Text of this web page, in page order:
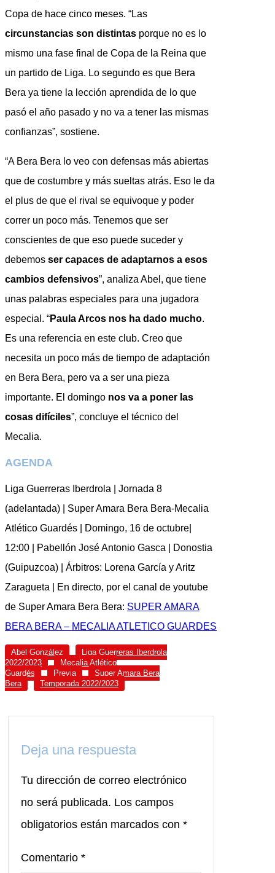
Copa de hace cinco meses. “Las
circunstancias son distintas porque no es lo
mismo una fase final de Copa de la Reina que
un partido de Liga. Lo segundo es que Bera
Bera ya tiene la lección aprendida de lo que
pasó el año pasado y no va a tener las mismas
confianzas”, sostiene.
“A Bera Bera lo veo con defensas más abiertas
que de costumbre y más sueltas atrás. Eso le da
el plus de que el rival se equivoque y poder
correr un poco más. Tenemos que ser
conscientes de que eso puede suceder y
debemos ser capaces de adaptarnos a esos
cambios defensivos”, analiza Abel, que tiene
unas palabras especiales para una jugadora
especial. “Paula Arcos nos ha dado mucho.
Es una referencia en este club. Creo que
necesita un poco más de tiempo de adaptación
en Bera Bera, pero va a ser una pieza
importante. El domingo nos va a poner las
cosas difíciles”, concluye el técnico del
Mecalia.
AGENDA
Liga Guerreras Iberdrola | Jornada 8
(adelantada) | Super Amara Bera Bera-Mecalia
Atlético Guardés | Domingo, 16 de octubre|
12:00 | Pabellón José Antonio Gasca | Donostia
(Guipuzcoa) | Árbitros: Lorena García y Aritz
Zaragueta | En directo, por el canal de youtube
de Super Amara Bera Bera: SUPER AMARA
BERA BERA – MECALIA ATLETICO GUARDES
Abel González
Liga Guerreras Iberdrola
2022/2023
Mecalia Atlético
Guardés
Previa
Super Amara Bera
Bera
Temporada 2022/2023
Deja una respuesta
Tu dirección de correo electrónico
no será publicada. Los campos
obligatorios están marcados con *
Comentario *